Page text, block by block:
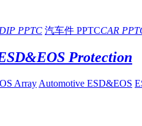
DIP PPTC 汽车件 PPTCCAR
Protection
Array Automotive ESD&EOS